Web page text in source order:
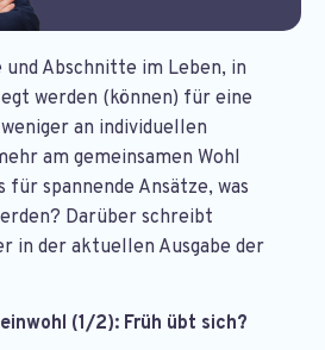
Abschnitte im Leben, in
werden (können) für eine
an individuellen
am gemeinsamen Wohl
spannende Ansätze, was
Darüber schreibt
in der aktuellen Ausgabe der
(1/2): Früh übt sich?